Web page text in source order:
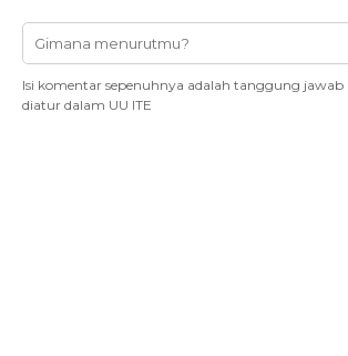
Isi komentar sepenuhnya adalah tanggung jawab
diatur dalam UU ITE